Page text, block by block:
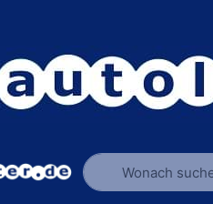
Geben Sie einen